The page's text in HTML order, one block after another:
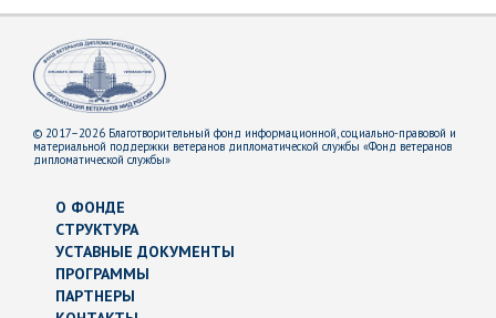
© 2017–2026 Благотворительный фонд информационной, социально-правовой и
материальной поддержки ветеранов дипломатической службы «Фонд ветеранов
дипломатической службы»
О ФОНДЕ
СТРУКТУРА
УСТАВНЫЕ ДОКУМЕНТЫ
ПРОГРАММЫ
ПАРТНЕРЫ